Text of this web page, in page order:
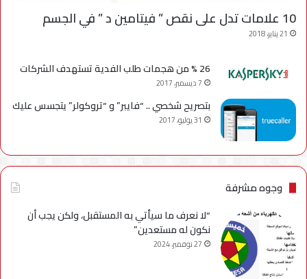
10 علامات تدل على نقص ” فيتامين د ” في الجسم
21 يناير، 2018
26 % من هجمات طلب الفدية تستهدف الشركات
7 ديسمبر، 2017
بتصريح شخصي .. “فايبر” و “تروكولر” يتجسس عليك
31 يوليو، 2017
وجوه مشرفة
“لا نعرف ما سيأتي به المستقبل، ولكن يجب أن
نكون له مستعدين”
27 نوفمبر، 2024